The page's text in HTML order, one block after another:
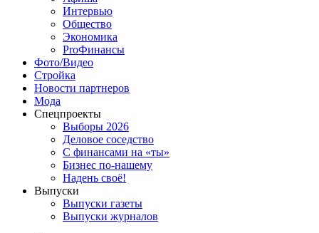
Интервью
Общество
Экономика
ProФинансы
Фото/Видео
Стройка
Новости партнеров
Мода
Спецпроекты
Выборы 2026
Деловое соседство
С финансами на «ты»
Бизнес по-нашему
Надень своё!
Выпуски
Выпуски газеты
Выпуски журналов